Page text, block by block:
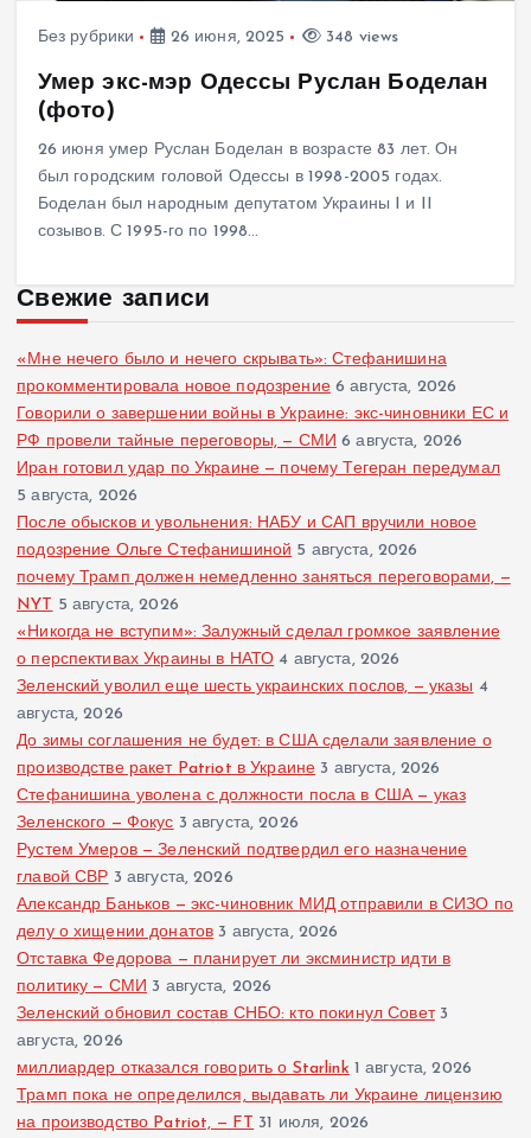
Без рубрики 26 июня, 2025 348 views
Умер экс-мэр Одессы Руслан Боделан
(фото)
26 июня умер Руслан Боделан в возрасте 83 лет. Он
был городским головой Одессы в 1998-2005 годах.
Боделан был народным депутатом Украины I и II
созывов. С 1995-го по 1998…
Свежие записи
«Мне нечего было и нечего скрывать»: Стефанишина
прокомментировала новое подозрение 6 августа, 2026
Говорили о завершении войны в Украине: экс-чиновники ЕС и
РФ провели тайные переговоры, — СМИ 6 августа, 2026
Иран готовил удар по Украине — почему Тегеран передумал
5 августа, 2026
После обысков и увольнения: НАБУ и САП вручили новое
подозрение Ольге Стефанишиной 5 августа, 2026
почему Трамп должен немедленно заняться переговорами, —
NYT 5 августа, 2026
«Никогда не вступим»: Залужный сделал громкое заявление
о перспективах Украины в НАТО 4 августа, 2026
Зеленский уволил еще шесть украинских послов, — указы 4
августа, 2026
До зимы соглашения не будет: в США сделали заявление о
производстве ракет Patriot в Украине 3 августа, 2026
Стефанишина уволена с должности посла в США — указ
Зеленского — Фокус 3 августа, 2026
Рустем Умеров — Зеленский подтвердил его назначение
главой СВР 3 августа, 2026
Александр Баньков — экс-чиновник МИД отправили в СИЗО по
делу о хищении донатов 3 августа, 2026
Отставка Федорова — планирует ли эксминистр идти в
политику — СМИ 3 августа, 2026
Зеленский обновил состав СНБО: кто покинул Совет 3
августа, 2026
миллиардер отказался говорить о Starlink 1 августа, 2026
Трамп пока не определился, выдавать ли Украине лицензию
на производство Patriot, — FT 31 июля, 2026